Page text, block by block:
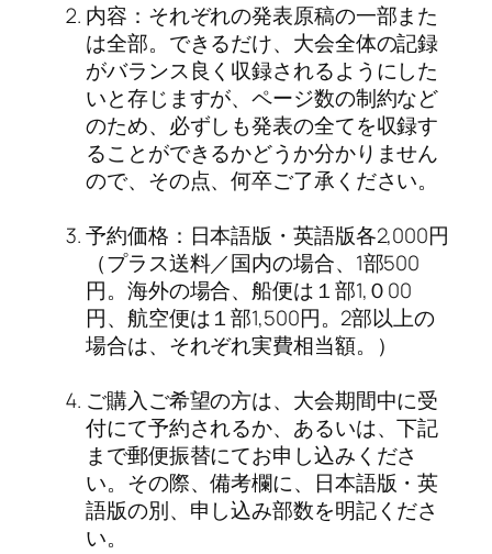
内容：それぞれの発表原稿の一部また
は全部。できるだけ、大会全体の記録
がバランス良く収録されるようにした
いと存じますが、ページ数の制約など
のため、必ずしも発表の全てを収録す
ることができるかどうか分かりません
ので、その点、何卒ご了承ください。
予約価格：日本語版・英語版各2,000円
（プラス送料／国内の場合、1部500
円。海外の場合、船便は１部1,０00
円、航空便は１部1,500円。2部以上の
場合は、それぞれ実費相当額。）
ご購入ご希望の方は、大会期間中に受
付にて予約されるか、あるいは、下記
まで郵便振替にてお申し込みくださ
い。その際、備考欄に、日本語版・英
語版の別、申し込み部数を明記くださ
い。